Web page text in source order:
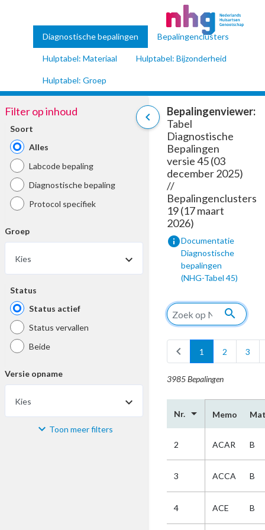
Diagnostische bepalingen Bepalingenclusters
Hulptabel: Materiaal Hulptabel: Bijzonderheid
Hulptabel: Groep
chevron_left
Filter op inhoud
Soort
Alles
Labcode bepaling
Diagnostische bepaling
Protocol specifiek
Groep
Kies
Status
Status actief
Status vervallen
Beide
Versie opname
Kies
Materiaal Toon meer filters
Bepalingenviewer:
Tabel
Diagnostische
Bepalingen
versie 45 (03
december 2025)
//
Bepalingenclusters
19 (17 maart
2026)
infoDocumentatie
Diagnostische
bepalingen
(NHG-Tabel 45)
search
chevron_left 1 2 3
3985 Bepalingen
Nr. arrow_drop_down Memo
2 ACAR B
3 ACCA B
4 ACE B